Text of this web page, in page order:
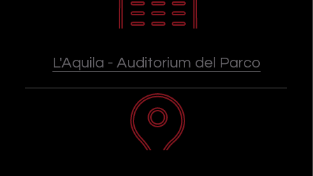
L'Aquila - Auditorium del Parco